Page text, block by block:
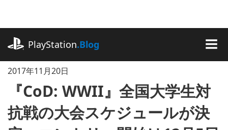
に
キ
ッ
プ
PlayStation.Blog
2017年11月20日
『CoD: WWII』全国大学生対
抗戦の大会スケジュールが決